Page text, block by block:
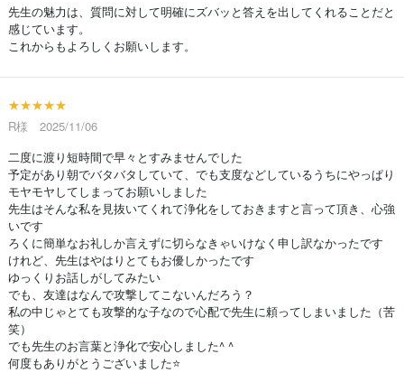
先生の魅力は、質問に対して明確にズバッと答えを出してくれることだと
感じています。
これからもよろしくお願いします。
★★★★★
R様 2025/11/06
二度に渡り短時間で早々とすみませんでした
予定があり朝でバタバタしていて、でも支度などしているうちにやっぱり
モヤモヤしてしまってお願いしました
先生はそんな私を見抜いてくれて浄化をしておきますと言って頂き、心強
いです
ろくに簡単なお礼しか言えずに切らなきゃいけなく申し訳なかったです
けれど、先生はやはりとてもお優しかったです
ゆっくりお話しがしてみたい
でも、友達はなんで攻撃してこないんだろう？
私の中じゃとても攻撃的な子なので心配で先生に頼ってしまいました（苦
笑）
でも先生のお言葉と浄化で安心しました^ ^
何度もありがとうございました⭐️